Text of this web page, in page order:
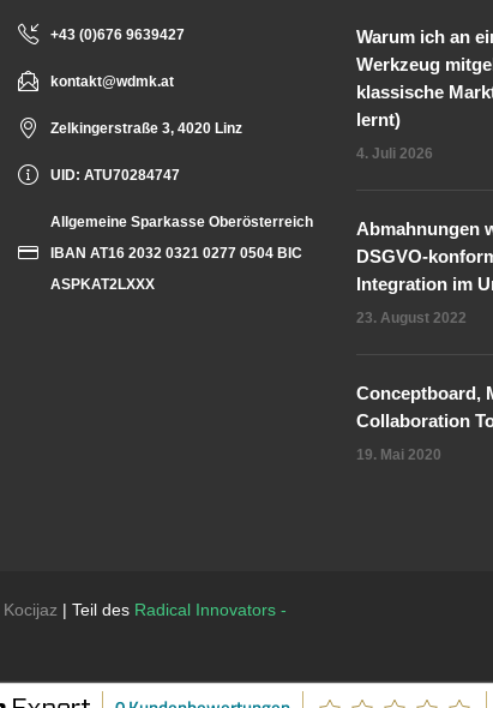
+43 (0)676 9639427
kontakt@wdmk.at
Zelkingerstraße 3, 4020 Linz
UID: ATU70284747
Allgemeine Sparkasse Oberösterreich
IBAN AT16 2032 0321 0277 0504 BIC
ASPKAT2LXXX
Warum ich an
Werkzeug
klassische
lernt)
4. Juli 2026
Abmahnungen
DSGVO-
Integration im
23. August 2022
Conceptboard,
Collaboration
19. Mai 2020
| Teil des Radical Innovators -